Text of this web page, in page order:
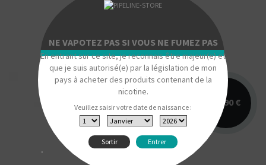
3 avis
19,90 €
NE VAPOTEZ PAS SI VOUS NE FUMEZ PAS
En entrant sur ce site, je reconnais être majeur(e) et
que je suis autorisé(e) par la législation de mon
pays à acheter des produits contenant de la
nicotine.
Veuillez saisir votre date de naissance :
Sortir
Entrer
"